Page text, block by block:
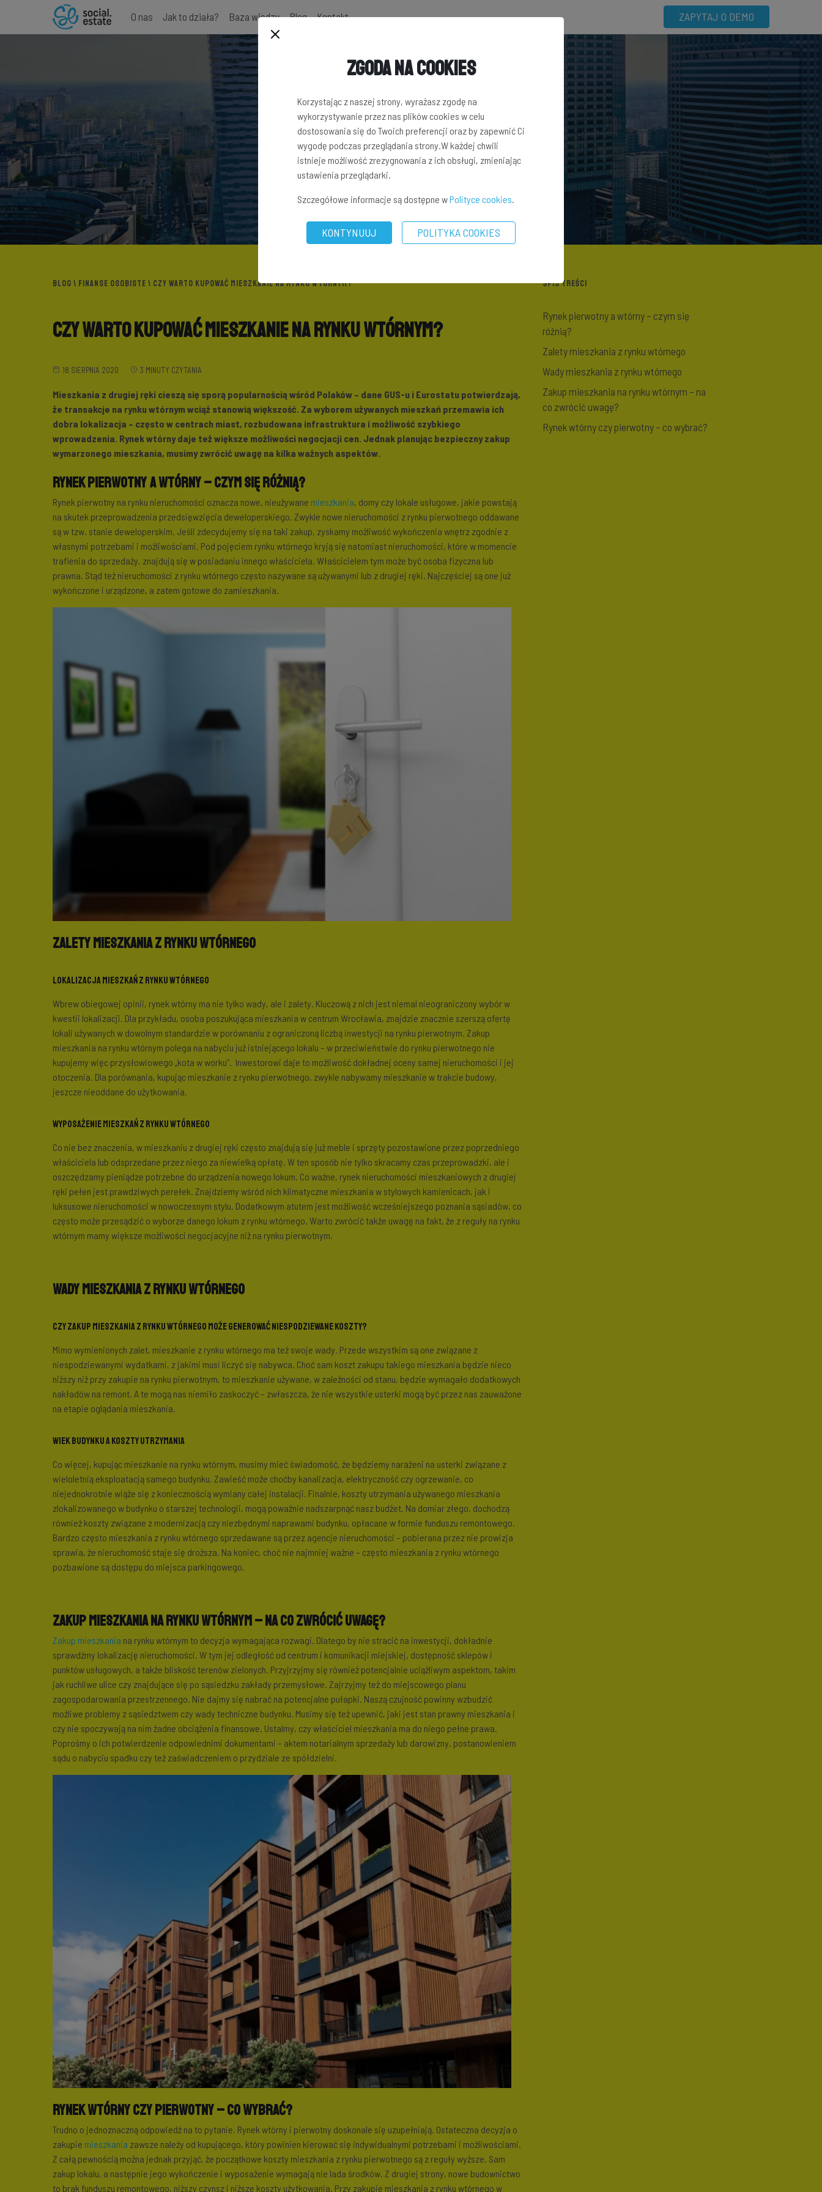
ZAPYTAJ O DEMO
O nas Jak to działa? Baza wiedzy Blog Kontakt
BLOG \ FINANSE OSOBISTE \ CZY WARTO KUPOWAĆ MIESZKANIE NA RYNKU WTÓRNYM?
Czy warto kupować mieszkanie na rynku wtórnym?
18 SIERPNIA 2020 3 MINUTY CZYTANIA
Mieszkania z drugiej ręki cieszą się sporą popularnością wśród Polaków – dane GUS-u i Eurostatu potwierdzają,
że transakcje na rynku wtórnym wciąż stanowią większość. Za wyborem używanych mieszkań przemawia ich
dobra lokalizacja – często w centrach miast, rozbudowana infrastruktura i możliwość szybkiego
wprowadzenia. Rynek wtórny daje też większe możliwości negocjacji cen. Jednak planując bezpieczny zakup
wymarzonego mieszkania, musimy zwrócić uwagę na kilka ważnych aspektów.
Rynek pierwotny a wtórny – czym się różnią?
Rynek pierwotny na rynku nieruchomości oznacza nowe, nieużywane mieszkania, domy czy lokale usługowe, jakie powstają
na skutek przeprowadzenia przedsięwzięcia deweloperskiego. Zwykle nowe nieruchomości z rynku pierwotnego oddawane
są w tzw. stanie deweloperskim. Jeśli zdecydujemy się na taki zakup, zyskamy możliwość wykończenia wnętrz zgodnie z
własnymi potrzebami i możliwościami. Pod pojęciem rynku wtórnego kryją się natomiast nieruchomości, które w momencie
trafienia do sprzedaży, znajdują się w posiadaniu innego właściciela. Właścicielem tym może być osoba fizyczna lub
prawna. Stąd też nieruchomości z rynku wtórnego często nazywane są używanymi lub z drugiej ręki. Najczęściej są one już
wykończone i urządzone, a zatem gotowe do zamieszkania.
Zalety mieszkania z rynku wtórnego
Lokalizacja mieszkań z rynku wtórnego
Wbrew obiegowej opinii, rynek wtórny ma nie tylko wady, ale i zalety. Kluczową z nich jest niemal nieograniczony wybór w
kwestii lokalizacji. Dla przykładu, osoba poszukująca mieszkania w centrum Wrocławia, znajdzie znacznie szerszą ofertę
lokali używanych w dowolnym standardzie w porównaniu z ograniczoną liczbą inwestycji na rynku pierwotnym. Zakup
mieszkania na rynku wtórnym polega na nabyciu już istniejącego lokalu – w przeciwieństwie do rynku pierwotnego nie
kupujemy więc przysłowiowego „kota w worku”. Inwestorowi daje to możliwość dokładnej oceny samej nieruchomości i jej
otoczenia. Dla porównania, kupując mieszkanie z rynku pierwotnego, zwykle nabywamy mieszkanie w trakcie budowy,
jeszcze nieoddane do użytkowania.
Wyposażenie mieszkań z rynku wtórnego
Co nie bez znaczenia, w mieszkaniu z drugiej ręki często znajdują się już meble i sprzęty pozostawione przez poprzedniego
właściciela lub odsprzedane przez niego za niewielką opłatę. W ten sposób nie tylko skracamy czas przeprowadzki, ale i
oszczędzamy pieniądze potrzebne do urządzenia nowego lokum. Co ważne, rynek nieruchomości mieszkaniowych z drugiej
ręki pełen jest prawdziwych perełek. Znajdziemy wśród nich klimatyczne mieszkania w stylowych kamienicach, jak i
luksusowe nieruchomości w nowoczesnym stylu. Dodatkowym atutem jest możliwość wcześniejszego poznania sąsiadów, co
często może przesądzić o wyborze danego lokum z rynku wtórnego. Warto zwrócić także uwagę na fakt, że z reguły na rynku
wtórnym mamy większe możliwości negocjacyjne niż na rynku pierwotnym.
Wady mieszkania z rynku wtórnego
Czy zakup mieszkania z rynku wtórnego może generować niespodziewane koszty?
Mimo wymienionych zalet, mieszkanie z rynku wtórnego ma też swoje wady. Przede wszystkim są one związane z
niespodziewanymi wydatkami, z jakimi musi liczyć się nabywca. Choć sam koszt zakupu takiego mieszkania będzie nieco
niższy niż przy zakupie na rynku pierwotnym, to mieszkanie używane, w zależności od stanu, będzie wymagało dodatkowych
nakładów na remont. A te mogą nas niemiło zaskoczyć – zwłaszcza, że nie wszystkie usterki mogą być przez nas zauważone
na etapie oglądania mieszkania.
Wiek budynku a koszty utrzymania
Co więcej, kupując mieszkanie na rynku wtórnym, musimy mieć świadomość, że będziemy narażeni na usterki związane z
wieloletnią eksploatacją samego budynku. Zawieść może choćby kanalizacja, elektryczność czy ogrzewanie, co
niejednokrotnie wiąże się z koniecznością wymiany całej instalacji. Finalnie, koszty utrzymania używanego mieszkania
zlokalizowanego w budynku o starszej technologii, mogą poważnie nadszarpnąć nasz budżet. Na domiar złego, dochodzą
również koszty związane z modernizacją czy niezbędnymi naprawami budynku, opłacane w formie funduszu remontowego.
Bardzo często mieszkania z rynku wtórnego sprzedawane są przez agencje nieruchomości – pobierana przez nie prowizja
sprawia, że nieruchomość staje się droższa. Na koniec, choć nie najmniej ważne – często mieszkania z rynku wtórnego
pozbawione są dostępu do miejsca parkingowego.
Zakup mieszkania na rynku wtórnym – na co zwrócić uwagę?
Zakup mieszkania na rynku wtórnym to decyzja wymagająca rozwagi. Dlatego by nie stracić na inwestycji, dokładnie
sprawdźmy lokalizację nieruchomości. W tym jej odległość od centrum i komunikacji miejskiej, dostępność sklepów i
punktów usługowych, a także bliskość terenów zielonych. Przyjrzyjmy się również potencjalnie uciążliwym aspektom, takim
jak ruchliwe ulice czy znajdujące się po sąsiedzku zakłady przemysłowe. Zajrzyjmy też do miejscowego planu
zagospodarowania przestrzennego. Nie dajmy się nabrać na potencjalne pułapki. Naszą czujność powinny wzbudzić
możliwe problemy z sąsiedztwem czy wady techniczne budynku. Musimy się też upewnić, jaki jest stan prawny mieszkania i
czy nie spoczywają na nim żadne obciążenia finansowe. Ustalmy, czy właściciel mieszkania ma do niego pełne prawa.
Poprośmy o ich potwierdzenie odpowiednimi dokumentami – aktem notarialnym sprzedaży lub darowizny, postanowieniem
sądu o nabyciu spadku czy też zaświadczeniem o przydziale ze spółdzielni.
Rynek wtórny czy pierwotny – co wybrać?
Trudno o jednoznaczną odpowiedź na to pytanie. Rynek wtórny i pierwotny doskonale się uzupełniają. Ostateczna decyzja o
zakupie mieszkania zawsze należy od kupującego, który powinien kierować się indywidualnymi potrzebami i możliwościami.
Z całą pewnością można jednak przyjąć, że początkowe koszty mieszkania z rynku pierwotnego są z reguły wyższe. Sam
zakup lokalu, a następnie jego wykończenie i wyposażenie wymagają nie lada środków. Z drugiej strony, nowe budownictwo
to brak funduszu remontowego, niższy czynsz i niższe koszty użytkowania. Przy zakupie mieszkania z rynku wtórnego w
SPIS TREŚCI
Rynek pierwotny a wtórny – czym się
różnią?
Zalety mieszkania z rynku wtórnego
Wady mieszkania z rynku wtórnego
Zakup mieszkania na rynku wtórnym – na
co zwrócić uwagę?
Rynek wtórny czy pierwotny – co wybrać?
Zgoda na Cookies
Korzystając z naszej strony, wyrażasz zgodę na
wykorzystywanie przez nas plików cookies w celu
dostosowania się do Twoich preferencji oraz by zapewnić Ci
wygodę podczas przeglądania strony.W każdej chwili
istnieje możliwość zrezygnowania z ich obsługi, zmieniając
ustawienia przeglądarki.
Szczegółowe informacje są dostępne wPolityce cookies.
KONTYNUUJ POLITYKA COOKIES